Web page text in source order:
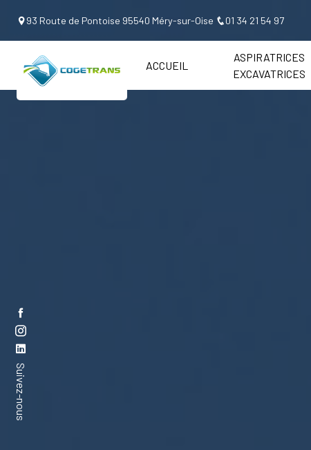
93 Route de Pontoise 95540 Méry-sur-Oise 01 34 21 54 97
ACCUEIL
ASPIRATRICES
EXCAVATRICES